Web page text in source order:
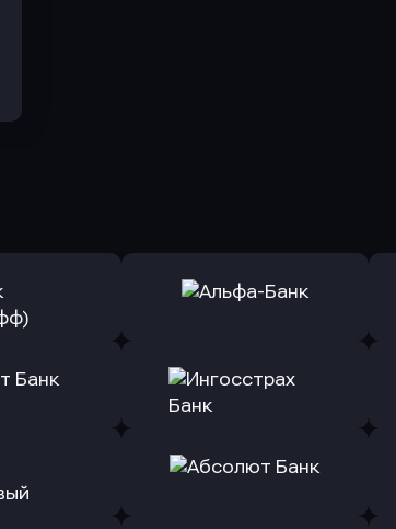
заявку
Оправить заявку
в Альфа-Банк
заявку
Банк
Оправить заявку